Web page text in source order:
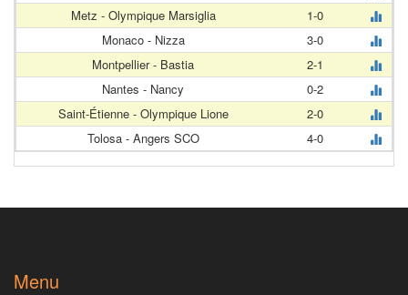
Metz - Olympique Marsiglia
1-0
Monaco - Nizza
3-0
Montpellier - Bastia
2-1
Nantes - Nancy
0-2
Saint-Étienne - Olympique Lione
2-0
Tolosa - Angers SCO
4-0
Menu